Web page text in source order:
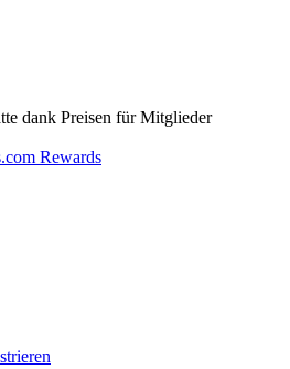
dank Preisen für Mitglieder
Rewards